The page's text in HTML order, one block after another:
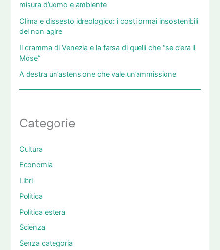
misura d’uomo e ambiente
Clima e dissesto idreologico: i costi ormai insostenibili
del non agire
Il dramma di Venezia e la farsa di quelli che “se c’era il
Mose”
A destra un’astensione che vale un’ammissione
Categorie
Cultura
Economia
Libri
Politica
Politica estera
Scienza
Senza categoria